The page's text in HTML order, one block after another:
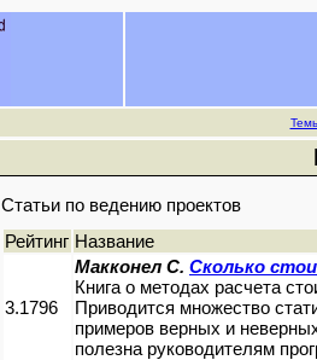
Статьи по ведению проектов
Рейтинг Название
3.1796
Макконел С. Сколько
Книга о методах расчета
Приводится множество
примеров верных и
полезна руководителям